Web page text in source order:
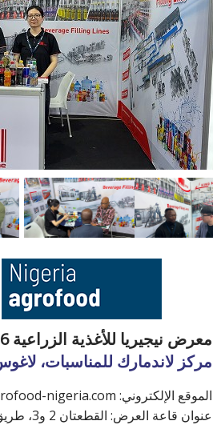
معرض نيجيريا للأغذية الزراعية 2026
مركز لاندمارك للمناسبات،
الموقع الإلكتروني: https://www.agrofood-nigeria.com/
عنوان